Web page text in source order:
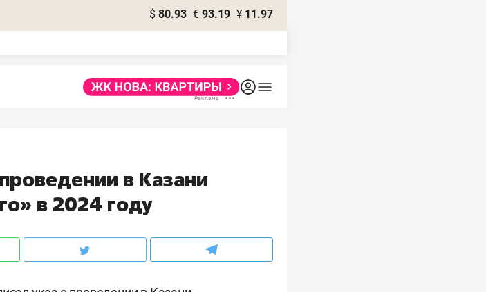
$ 80.93 € 93.19 ¥ 11.97
в Казани
в 2024 году